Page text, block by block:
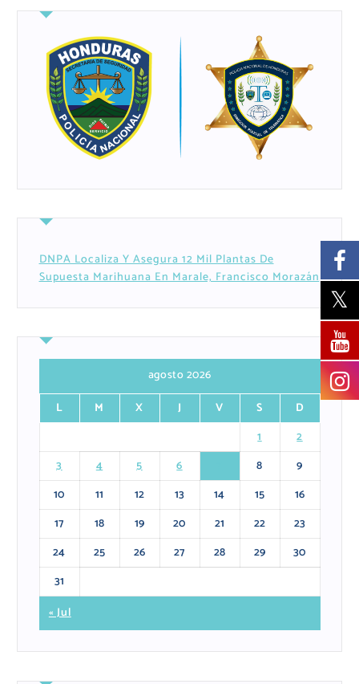
DNPA Localiza Y Asegura 12 Mil Plantas De
Supuesta Marihuana En Marale, Francisco Morazán
agosto 2026
L
M X J V S
D
1
2
3
4 5 6 8
9
10
11 12 13 14 15
16
17
18 19 20 21 22
23
24
25 26 27 28 29
30
31
« Jul